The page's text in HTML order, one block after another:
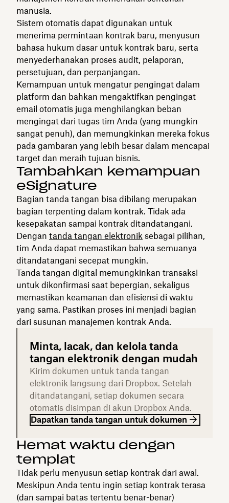
manusia.
Sistem otomatis dapat digunakan untuk
menerima permintaan kontrak baru, menyusun
bahasa hukum dasar untuk kontrak baru, serta
menyederhanakan proses audit, pelaporan,
persetujuan, dan perpanjangan.
Kemampuan untuk mengatur pengingat dalam
platform dan bahkan mengaktifkan pengingat
email otomatis juga menghilangkan beban
mengingat dari tugas tim Anda (yang mungkin
sangat penuh), dan memungkinkan mereka fokus
pada gambaran yang lebih besar dalam mencapai
target dan meraih tujuan bisnis.
Tambahkan kemampuan
eSignature
Bagian tanda tangan bisa dibilang merupakan
bagian terpenting dalam kontrak. Tidak ada
kesepakatan sampai kontrak ditandatangani.
Dengan tanda tangan elektronik sebagai pilihan,
tim Anda dapat memastikan bahwa semuanya
ditandatangani secepat mungkin.
Tanda tangan digital memungkinkan transaksi
untuk dikonfirmasi saat bepergian, sekaligus
memastikan keamanan dan efisiensi di waktu
yang sama. Pastikan proses ini menjadi bagian
dari susunan manajemen kontrak Anda.
Minta, lacak, dan kelola tanda
tangan elektronik dengan mudah
Kirim dokumen untuk tanda tangan
elektronik langsung dari Dropbox. Setelah
ditandatangani, setiap dokumen secara
otomatis disimpan di akun Dropbox Anda.
Dapatkan tanda tangan untuk dokumen
Hemat waktu dengan
templat
Tidak perlu menyusun setiap kontrak dari awal.
Meskipun Anda tentu ingin setiap kontrak terasa
(dan sampai batas tertentu benar-benar)